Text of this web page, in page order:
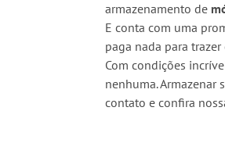
armazenamento de
E conta com uma
paga nada para
Com condições
nenhuma. Armazenar
contato e confira